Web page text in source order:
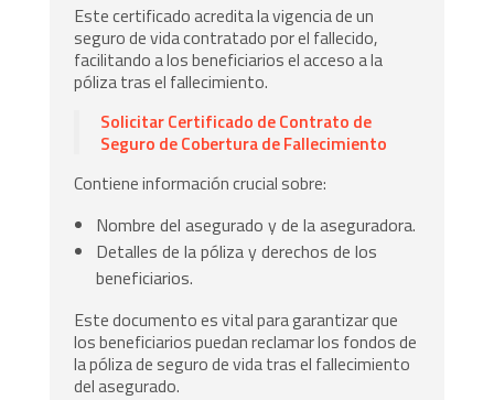
Este certificado acredita la vigencia de un
seguro de vida contratado por el fallecido,
facilitando a los beneficiarios el acceso a la
póliza tras el fallecimiento.
Solicitar Certificado de Contrato de
Seguro de Cobertura de Fallecimiento
Contiene información crucial sobre:
Nombre del asegurado y de la aseguradora.
Detalles de la póliza y derechos de los
beneficiarios.
Este documento es vital para garantizar que
los beneficiarios puedan reclamar los fondos de
la póliza de seguro de vida tras el fallecimiento
del asegurado.